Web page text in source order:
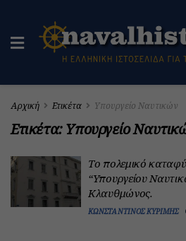
Αρχική Ετικέτα Υπουργείο Ναυτικών
Ετικέτα:Υπουργείο
Το πολεμικό
“Υπουργείου
Κλαυθμώνος.
ΚΩΝΣΤΑΝΤΊΝΟΣ ΚΥΡΊΜΗΣ